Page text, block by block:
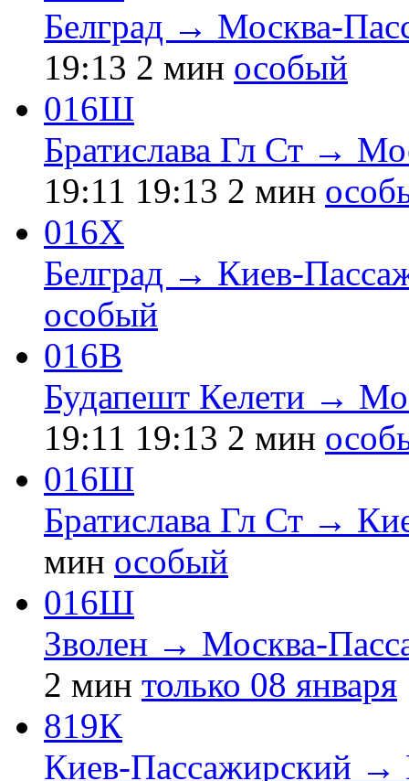
Белград → Москва-
19:13 2 мин особый
016Ш
Братислава Гл Ст →
19:11 19:13 2 мин
016Х
Белград → Киев-
особый
016В
Будапешт Келети →
19:11 19:13 2 мин
016Ш
Братислава Гл Ст →
мин особый
016Ш
Зволен → Москва-
2 мин только 08 января
819К
Киев-Пассажирский →